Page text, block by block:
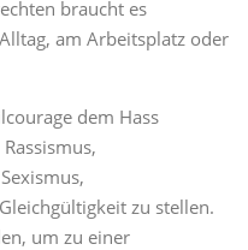
braucht es
am Arbeitsplatz oder
dem Hass
zu stellen.
um zu einer